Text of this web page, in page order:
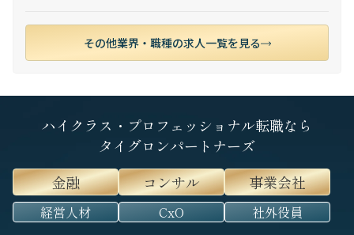
その他業界・職種の求人一覧を見る
ハイクラス・プロフェッショナル転職なら
タイグロンパートナーズ
金融
コンサル 事業会社
経営人材 CxO 社外役員